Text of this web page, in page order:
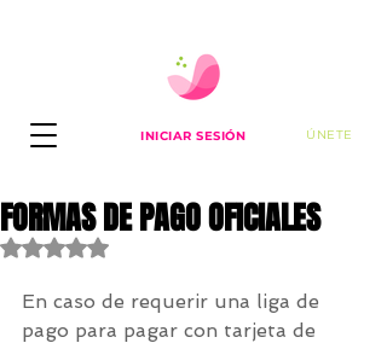
INICIAR SESIÓN ÚNETE
FORMAS DE PAGO OFICIALES
Obtuvo NaN de 5 estrellas.
En caso de requerir una liga de
pago para pagar con tarjeta de